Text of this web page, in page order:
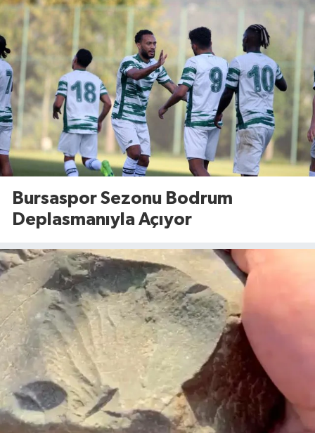
Bursaspor Sezonu Bodrum
Deplasmanıyla Açıyor